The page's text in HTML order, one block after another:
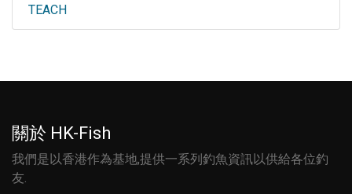
TEACH
關於 HK-Fish
我們是以香港作為基地,提供一系列釣魚資訊以供給各位釣
友.